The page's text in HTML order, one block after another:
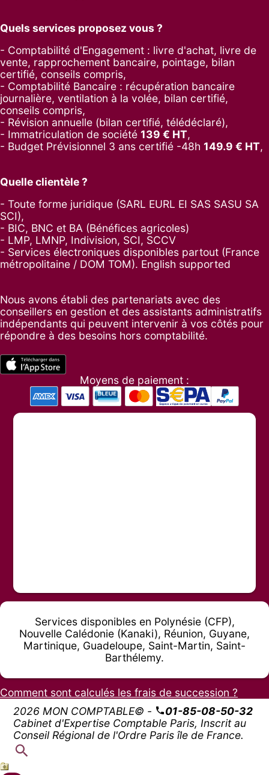
Quels services proposez vous ?
- Comptabilité d'Engagement : livre d'achat, livre de
vente, rapprochement bancaire, pointage, bilan
certifié, conseils compris,
- Comptabilité Bancaire : récupération bancaire
journalière, ventilation à la volée, bilan certifié,
conseils compris,
- Révision annuelle (bilan certifié, télédéclaré),
- Immatriculation de société 139 € HT,
- Budget Prévisionnel 3 ans certifié -48h 149.9 € HT,
Quelle clientèle ?
- Toute forme juridique (SARL EURL EI SAS SASU SA
SCI),
- BIC, BNC et BA (Bénéfices agricoles)
- LMP, LMNP, Indivision, SCI, SCCV
- Services électroniques disponibles partout (France
métropolitaine / DOM TOM). English supported
Nous avons établi des partenariats avec des
conseillers en gestion et des assistants administratifs
indépendants qui peuvent intervenir à vos côtés pour
répondre à des besoins hors comptabilité.
Moyens de paiement :
Services disponibles en Polynésie (CFP),
Nouvelle Calédonie (Kanaki), Réunion, Guyane,
Martinique, Guadeloupe, Saint-Martin, Saint-
Barthélemy.
Comment sont calculés les frais de succession ?
2026 MON COMPTABLE© -
01-85-08-50-32
Cabinet d'Expertise Comptable Paris, Inscrit au
Conseil Régional de l'Ordre Paris île de France.